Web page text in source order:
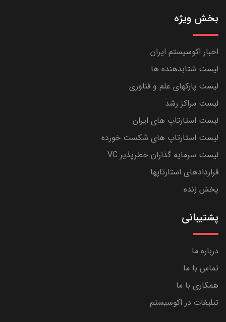
بخش ویژه
اخبار اکوسیستم ایران
لیست شتابدهنده ها
لیست پارکهای علم و فناوری
لیست مراکز رشد
لیست استارتاپ های ایران
لیست استارتاپ های شکست خورده
لیست سرمایه گذاران خطرپذیر VC
قراردادهای استارتاپها
پخش زنده
پشتیبانی
درباره ما
تماس با ما
همکاری با ما
تبلیغات در اکوسیستم